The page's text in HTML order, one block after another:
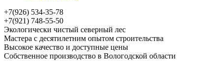
+7(926) 534-35-78
+7(921) 748-55-50
Экологически чистый северный лес
Мастера с десятилетним опытом строительства
Высокое качество и доступные цены
Собственное производство в Вологодской области